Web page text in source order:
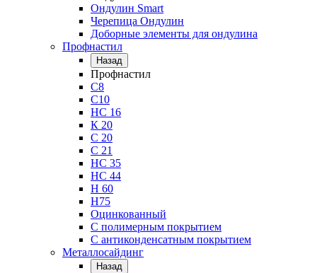
Ондулин Smart
Черепица Ондулин
Доборные элементы для ондулина
Профнастил
Назад
Профнастил
С8
С10
НС 16
К 20
С 20
С 21
НС 35
НС 44
Н 60
Н75
Оцинкованный
С полимерным покрытием
С антиконденсатным покрытием
Металлосайдинг
Назад